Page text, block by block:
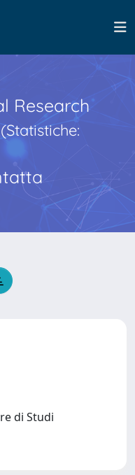
Research
(Statistiche:
di Studi